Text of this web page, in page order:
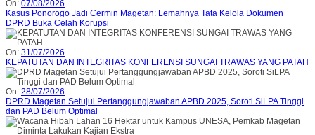
On: 07/08/2026
Kasus Ponorogo Jadi Cermin Magetan: Lemahnya Tata Kelola Dokumen
DPRD Buka Celah Korupsi
On: 31/07/2026
KEPATUTAN DAN INTEGRITAS KONFERENSI SUNGAI TRAWAS YANG PATAH
On: 28/07/2026
DPRD Magetan Setujui Pertanggungjawaban APBD 2025, Soroti SiLPA Tinggi
dan PAD Belum Optimal